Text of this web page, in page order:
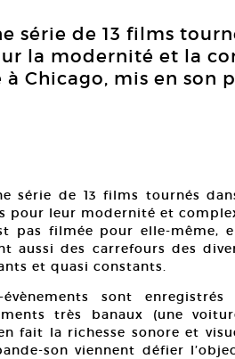
série de 13 films
la modernité et la
Chicago, mis en son
série de 13 films tournés
pour leur modernité et
pas filmée pour elle-
aussi des carrefours des
et quasi constants.
sont
très banaux (une
fait la richesse sonore et
son viennent défier